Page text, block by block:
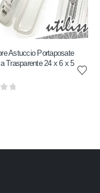
Astuccio Portaposate
Trasparente 24 x 6 x 5
5